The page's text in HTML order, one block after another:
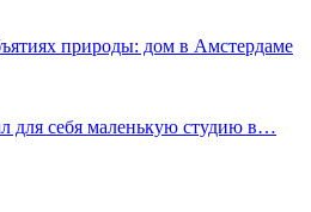
природы: дом в Амстердаме
для себя маленькую студию в…